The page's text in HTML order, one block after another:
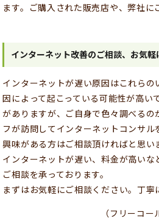
ます。ご購入された販売店や、弊社に
インターネット改善のご相談、お気
インターネットが遅い原因はこれら
因によって起こっている可能性が高い
がありますが、ご自身で色々調べるの
フが訪問してインターネットコンサ
興味がある方はご相談頂ければと思い
インターネットが遅い、料金が高いな
ご相談を承っております。
まずはお気軽にご相談ください。丁寧
（フリーコー